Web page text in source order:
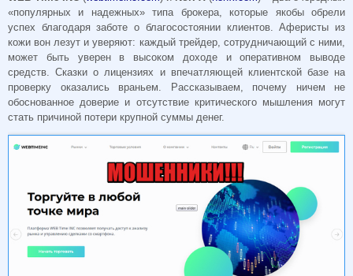
«популярных и надежных» типа брокера, которые якобы обрели
успех благодаря заботе о благосостоянии клиентов. Аферисты из
кожи вон лезут и уверяют: каждый трейдер, сотрудничающий с ними,
может быть уверен в высоком доходе и оперативном выводе
средств. Сказки о лицензиях и впечатляющей клиентской базе на
проверку оказались враньем. Рассказываем, почему ничем не
обоснованное доверие и отсутствие критического мышления могут
стать причиной потери крупной суммы денег.